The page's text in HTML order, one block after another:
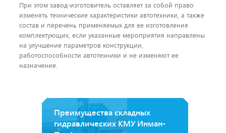
При этом завод-изготовитель оставляет за собой право
изменять технические характеристики автотехники, а также
состав и перечень применяемых для ее изготовления
комплектующих, если указанные мероприятия направлены
на улучшение параметров конструкции,
работоспособности автотехники и не изменяют ее
назначение.
Преимущества складных
гидравлических КМУ Инман-